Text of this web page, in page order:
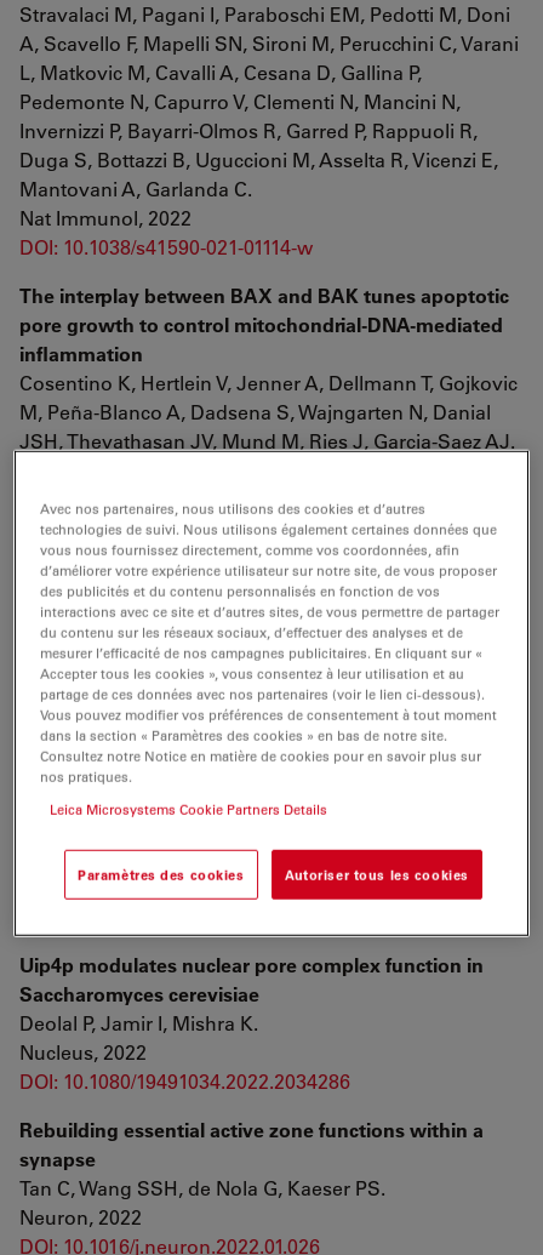
Stravalaci M, Pagani I, Paraboschi EM, Pedotti M, Doni
A, Scavello F, Mapelli SN, Sironi M, Perucchini C, Varani
L, Matkovic M, Cavalli A, Cesana D, Gallina P,
Pedemonte N, Capurro V, Clementi N, Mancini N,
Invernizzi P, Bayarri-Olmos R, Garred P, Rappuoli R,
Duga S, Bottazzi B, Uguccioni M, Asselta R, Vicenzi E,
Mantovani A, Garlanda C.
Nat Immunol, 2022
DOI: 10.1038/s41590-021-01114-w
The interplay between BAX and BAK tunes apoptotic
pore growth to control mitochondrial-DNA-mediated
inflammation
Cosentino K, Hertlein V, Jenner A, Dellmann T, Gojkovic
M, Peña-Blanco A, Dadsena S, Wajngarten N, Danial
JSH, Thevathasan JV, Mund M, Ries J, Garcia-Saez AJ.
DOI: 10.1016/j.molcel.2022.01.008
Plectin-mediated cytoskeletal crosstalk controls cell
tension and cohesion in epithelial sheets
Prechova M, Adamova Z, Schweizer AL, Maninova M,
Bauer A, Kah D, Meier-Menches SM, Wiche G, Fabry B,
Gregor M.
J Cell Biol, 2022
DOI: 10.1083/jcb.202105146
Mitochondrial fusion regulates proliferation and
differentiation in the type II neuroblast lineage in
Dubal D, Moghe P, Verma RK, Uttekar B, Rikhy R.
PLoS Genet, 2022
Uip4p modulates nuclear pore complex function in
Saccharomyces cerevisiae
Deolal P, Jamir I, Mishra K.
Nucleus, 2022
DOI: 10.1080/19491034.2022.2034286
Rebuilding essential active zone functions within a
synapse
Tan C, Wang SSH, de Nola G, Kaeser PS.
Neuron, 2022
DOI: 10.1016/j.neuron.2022.01.026
Avec nos partenaires, nous utilisons des cookies et d’autres
technologies de suivi. Nous utilisons également certaines données que
vous nous fournissez directement, comme vos coordonnées, afin
d’améliorer votre expérience utilisateur sur notre site, de vous proposer
des publicités et du contenu personnalisés en fonction de vos
interactions avec ce site et d’autres sites, de vous permettre de partager
du contenu sur les réseaux sociaux, d’effectuer des analyses et de
mesurer l’efficacité de nos campagnes publicitaires. En cliquant sur «
Accepter tous les cookies », vous consentez à leur utilisation et au
partage de ces données avec nos partenaires (voir le lien ci-dessous).
Vous pouvez modifier vos préférences de consentement à tout moment
dans la section « Paramètres des cookies » en bas de notre site.
Consultez notre Notice en matière de cookies pour en savoir plus sur
nos pratiques.
Leica Microsystems Cookie Partners Details
Paramètres des cookies Autoriser tous les cookies